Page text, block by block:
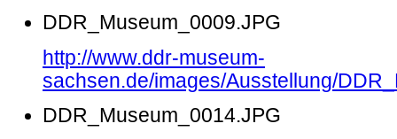
DDR_Museum_0009.JPG
http://www.ddr-museum-
sachsen.de/images/Ausstellung/
DDR_Museum_0014.JPG